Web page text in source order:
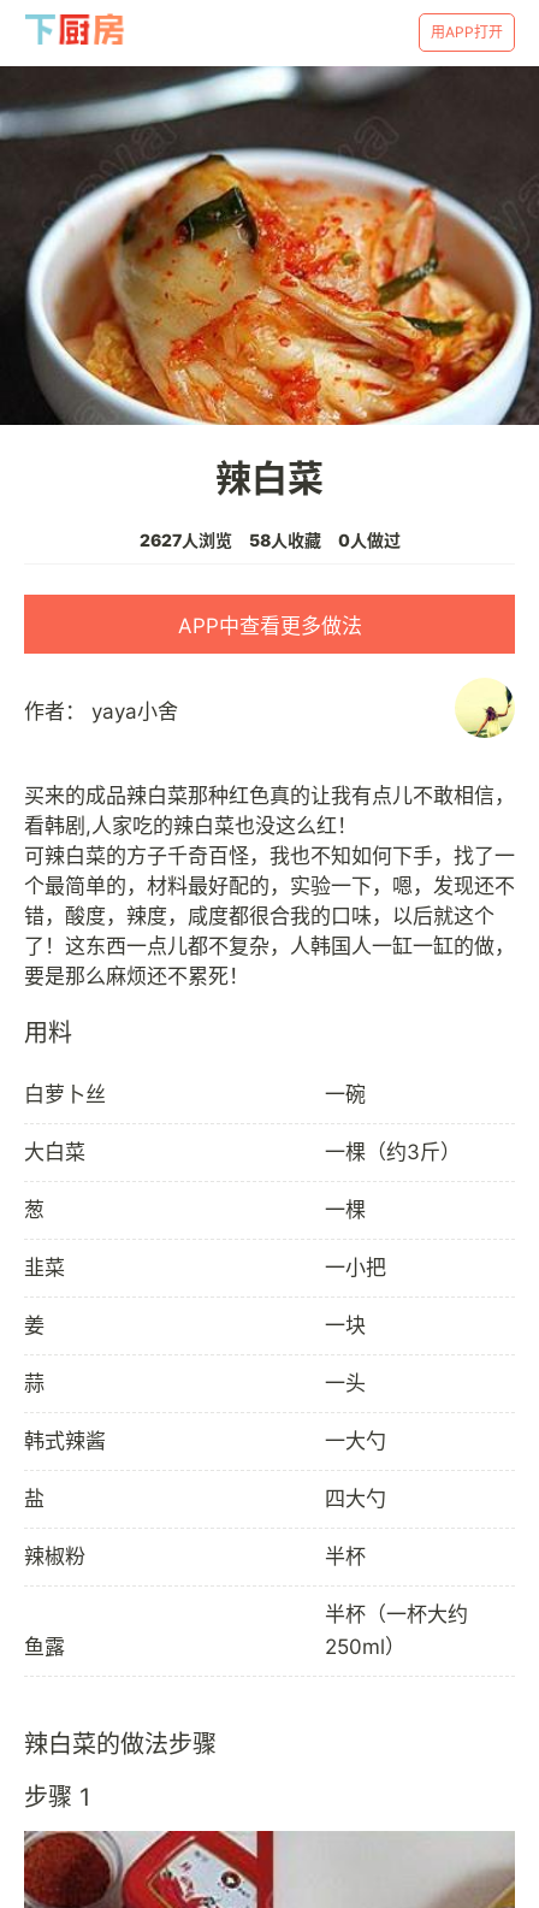
用APP打开
辣白菜
2627人浏览 58人收藏 0人做过
APP中查看更多做法
作者： yaya小舍
买来的成品辣白菜那种红色真的让我有点儿不敢相信，
看韩剧,人家吃的辣白菜也没这么红！
可辣白菜的方子千奇百怪，我也不知如何下手，找了一
个最简单的，材料最好配的，实验一下，嗯，发现还不
错，酸度，辣度，咸度都很合我的口味，以后就这个
了！这东西一点儿都不复杂，人韩国人一缸一缸的做，
用料
白萝卜丝 一碗
大白菜 一棵（约3斤）
葱 一棵
韭菜 一小把
姜 一块
蒜 一头
韩式辣酱 一大勺
盐 四大勺
辣椒粉 半杯
鱼露
半杯（一杯大约
250ml）
辣白菜的做法步骤
步骤 1